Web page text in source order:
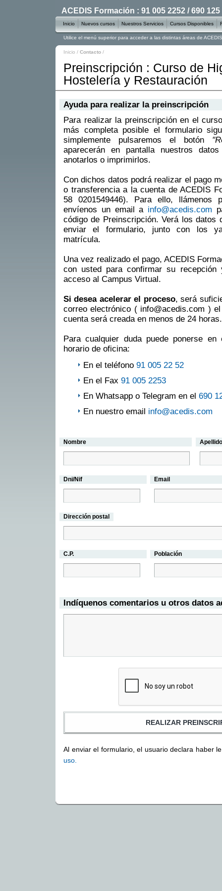
Inicio / Contacto /
Preinscripción : Curso de
Hostelería y Restauración
Ayuda para realizar la preinscripción
Para realizar la preinscripción en el
más completa posible el formulario
simplemente pulsaremos el botón
aparecerán en pantalla nuestros
anotarlos o imprimirlos.
Con dichos datos podrá realizar el pago
o transferencia a la cuenta de ACEDIS
58 0201549446). Para ello, llámenos
envíenos un email a info@acedis.com
código de Preinscripción. Verá los datos
enviar el formulario, junto con los
matrícula.
Una vez realizado el pago, ACEDIS
con usted para confirmar su
acceso al Campus Virtual.
Si desea acelerar el proceso, será
correo electrónico ( info@acedis.com )
cuenta será creada en menos de 24 horas.
Para cualquier duda puede ponerse
horario de oficina:
En el teléfono 91 005 22 52
En el Fax 91 005 2253
En Whatsapp o Telegram en el 690
En nuestro email info@acedis.com
Nombre
Dni/Nif Email
Dirección postal
C.P. Población
Indíquenos comentarios u otros datos
Al enviar el formulario, el usuario declara haber
uso.
ACEDIS Formación : 91 005 2252 / 690 125
Inicio Nuevos cursos Nuestros Servicios Cursos Disponibles
Utilice el menú superior para acceder a las distintas áreas de